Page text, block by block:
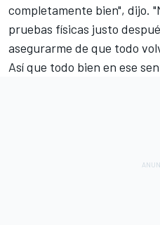
completamente bien", dijo.
pruebas físicas justo
asegurarme de que todo
Así que todo bien en ese